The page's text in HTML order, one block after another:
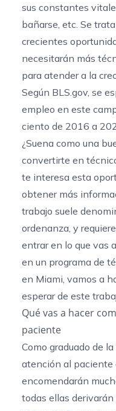
sus constantes
bañarse, etc. Se
crecientes
necesitarán más
para atender a la
Según BLS.gov , se
empleo en este
ciento de 2016 a
¿Suena como una
convertirte en
te interesa esta
obtener más
trabajo suele
ordenanza, y
entrar en lo que vas
en un programa de
en Miami, vamos a
esperar de este
Qué vas a hacer
paciente
Como graduado de
atención al paciente
encomendarán
todas ellas